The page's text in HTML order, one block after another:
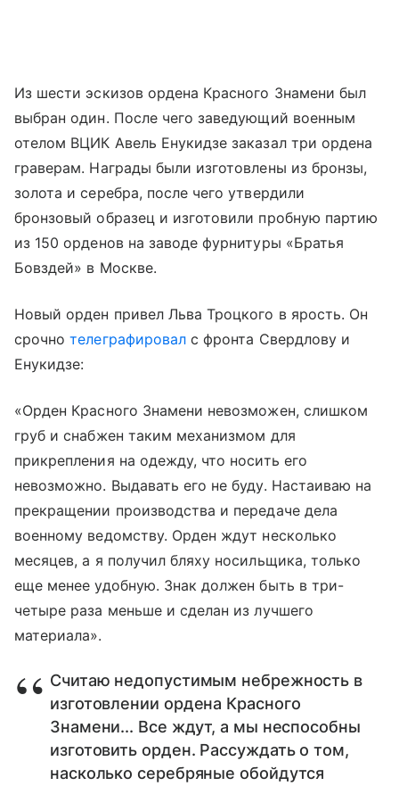
Из шести эскизов ордена Красного Знамени был
выбран один. После чего заведующий военным
отелом ВЦИК Авель Енукидзе заказал три ордена
граверам. Награды были изготовлены из бронзы,
золота и серебра, после чего утвердили
бронзовый образец и изготовили пробную партию
из 150 орденов на заводе фурнитуры «Братья
Бовздей» в Москве.
Новый орден привел Льва Троцкого в ярость. Он
срочнотелеграфировал с фронта Свердлову и
Енукидзе:
«Орден Красного Знамени невозможен, слишком
груб и снабжен таким механизмом для
прикрепления на одежду, что носить его
невозможно. Выдавать его не буду. Настаиваю на
прекращении производства и передаче дела
военному ведомству. Орден ждут несколько
месяцев, а я получил бляху носильщика, только
еще менее удобную. Знак должен быть в три-
четыре раза меньше и сделан из лучшего
материала».
Считаю недопустимым небрежность в
изготовлении ордена Красного
Знамени... Все ждут, а мы неспособны
изготовить орден. Рассуждать о том,
насколько серебряные обойдутся